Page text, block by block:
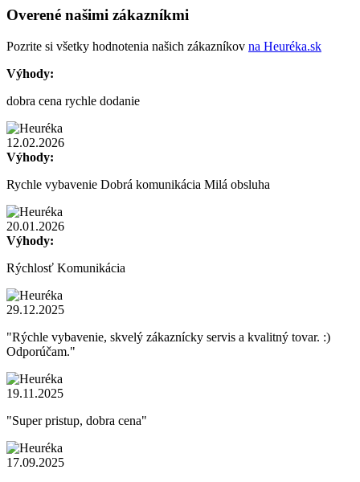
Overené našimi zákazníkmi
Pozrite si všetky hodnotenia našich zákazníkov na Heuréka.sk
Výhody:
dobra cena rychle dodanie
12.02.2026
Výhody:
Rychle vybavenie Dobrá komunikácia Milá obsluha
20.01.2026
Výhody:
Rýchlosť Komunikácia
29.12.2025
"Rýchle vybavenie, skvelý zákaznícky servis a kvalitný tovar. :)
Odporúčam."
19.11.2025
"Super pristup, dobra cena"
17.09.2025